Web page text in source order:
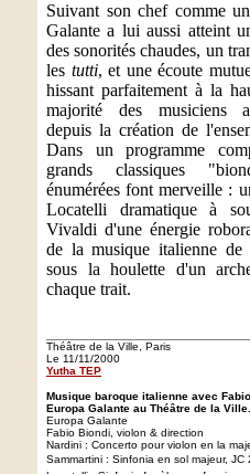
Suivant son chef comme
Galante a lui aussi atteint
des sonorités chaudes, un
les tutti, et une écoute
hissant parfaitement à la
majorité des musiciens
depuis la création de
Dans un programme
grands classiques
énumérées font merveille :
Locatelli dramatique à
Vivaldi d'une énergie
de la musique italienne
sous la houlette d'un
chaque trait.
Théâtre de la Ville, Paris
Le 11/11/2000
Yutha TEP
Musique baroque italienne avec
Europa Galante au Théâtre de la Ville.
Europa Galante
Fabio Biondi, violon & direction
Nardini : Concerto pour violon en la
Sammartini : Sinfonia en sol majeur, JC